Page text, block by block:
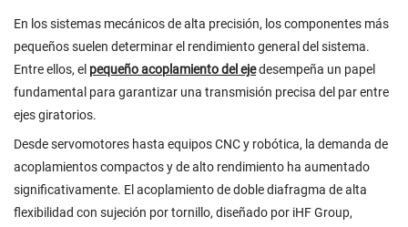
En los sistemas mecánicos de alta precisión, los componentes más
pequeños suelen determinar el rendimiento general del sistema.
Entre ellos, el pequeño acoplamiento del ejedesempeña un papel
fundamental para garantizar una transmisión precisa del par entre
ejes giratorios.
Desde servomotores hasta equipos CNC y robótica, la demanda de
acoplamientos compactos y de alto rendimiento ha aumentado
significativamente. El acoplamiento de doble diafragma de alta
flexibilidad con sujeción por tornillo, diseñado por iHF Group,